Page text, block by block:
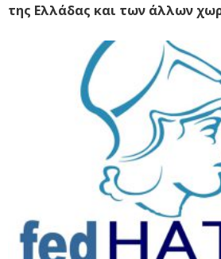
της Ελλάδας και των άλλων